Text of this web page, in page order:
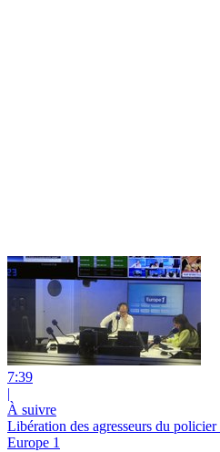
7:39
|
À suivre
Libération des agresseurs du
Europe 1